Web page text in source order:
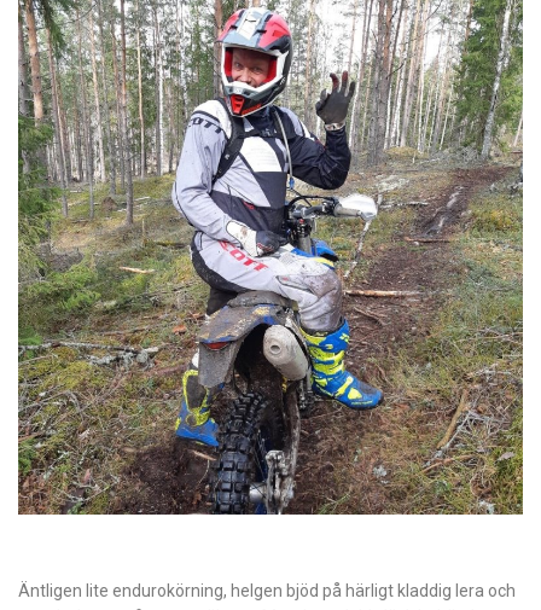
Äntligen lite endurokörning, helgen bjöd på härligt kladdig lera och